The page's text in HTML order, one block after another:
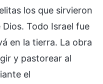
los que sirvieron
Todo Israel fue
en la tierra. La obra
y pastorear al
el